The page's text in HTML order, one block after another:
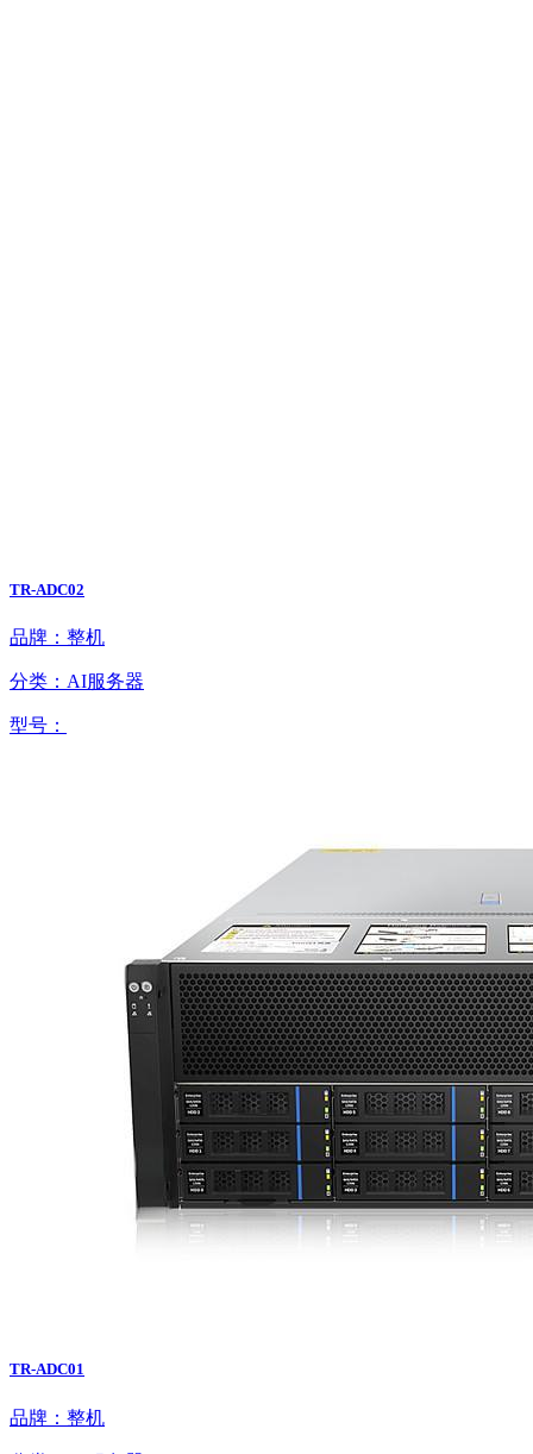
TR-ADC02
品牌：整机
分类：AI服务器
型号：
TR-ADC01
品牌：整机